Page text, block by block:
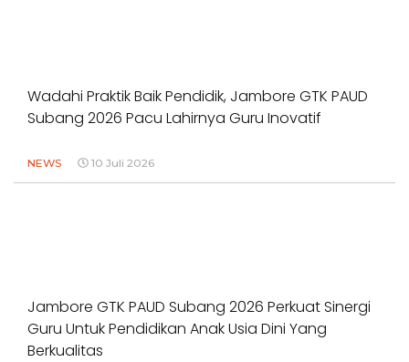
Wadahi Praktik Baik Pendidik, Jambore GTK PAUD
Subang 2026 Pacu Lahirnya Guru Inovatif
NEWS 10 Juli 2026
Jambore GTK PAUD Subang 2026 Perkuat Sinergi
Guru Untuk Pendidikan Anak Usia Dini Yang
Berkualitas